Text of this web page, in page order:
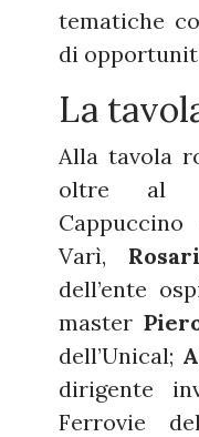
tematiche
di
La
Alla tavola
oltre al
Cappuccino
Varì,
dell’ente
master
dell’Unical;
dirigente
Ferrovie